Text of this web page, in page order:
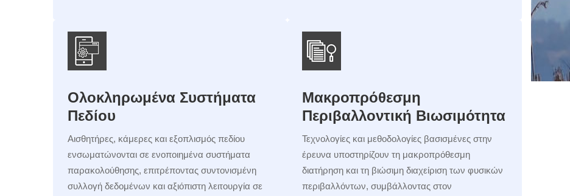
Ολοκληρωμένα Συστήματα
Πεδίου
Αισθητήρες, κάμερες και εξοπλισμός πεδίου
ενσωματώνονται σε ενοποιημένα συστήματα
παρακολούθησης, επιτρέποντας συντονισμένη
συλλογή δεδομένων και αξιόπιστη λειτουργία σε
Μακροπρόθεσμη
Περιβαλλοντική Βιωσιμότητα
Τεχνολογίες και μεθοδολογίες βασισμένες στην
έρευνα υποστηρίζουν τη μακροπρόθεσμη
διατήρηση και τη βιώσιμη διαχείριση των φυσικών
περιβαλλόντων, συμβάλλοντας στον